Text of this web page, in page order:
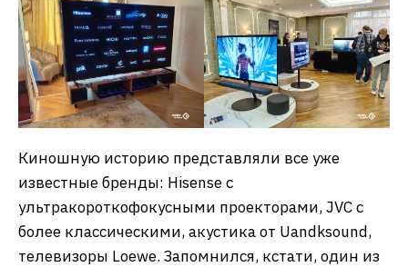
Киношную историю представляли все уже
известные бренды: Hisense с
ультракороткофокусными проекторами, JVC с
более классическими, акустика от Uandksound,
телевизоры Loewe. Запомнился, кстати, один из